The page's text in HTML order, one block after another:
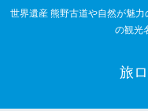
世界遺産 熊野古道や自然が魅
の観光
旅